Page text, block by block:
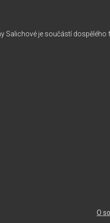
Salichové je součástí
O